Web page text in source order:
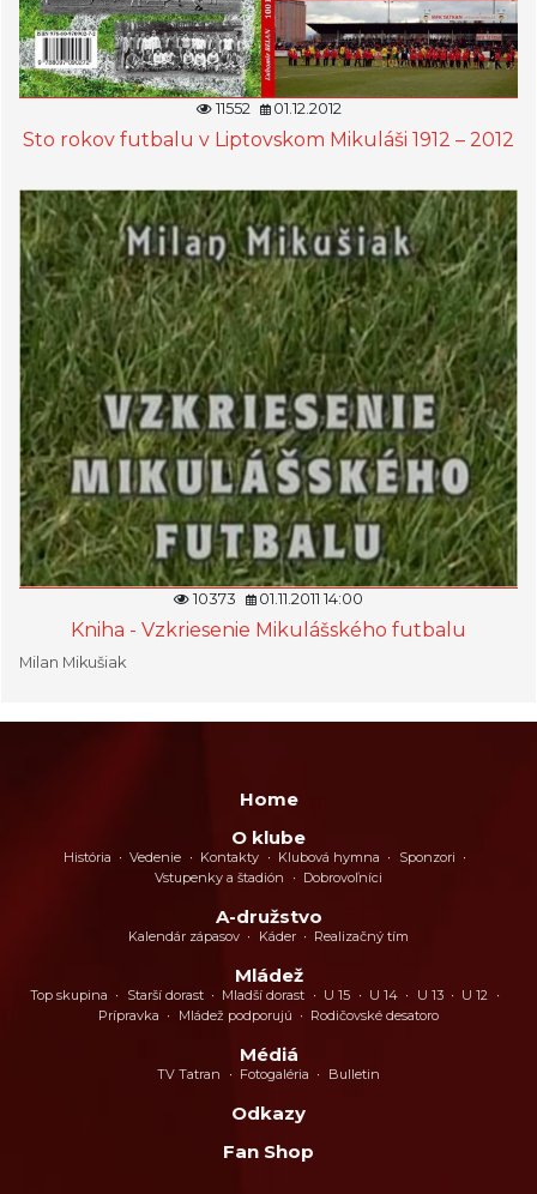
11552 01.12.2012
Sto rokov futbalu v Liptovskom Mikuláši 1912 – 2012
10373 01.11.2011 14:00
Kniha - Vzkriesenie Mikulášského futbalu
Milan Mikušiak
Home
O klube
História Vedenie Kontakty Klubová hymna
Sponzori
Vstupenky a štadión
Dobrovoľníci
A-družstvo
Kalendár zápasov Káder Realizačný tím
Mládež
Top skupina Starší dorast Mladší dorast U 15 U 14 U 13
U 12
Prípravka
Mládež podporujú Rodičovské desatoro
Médiá
TV Tatran Fotogaléria Bulletin
Odkazy
Fan Shop